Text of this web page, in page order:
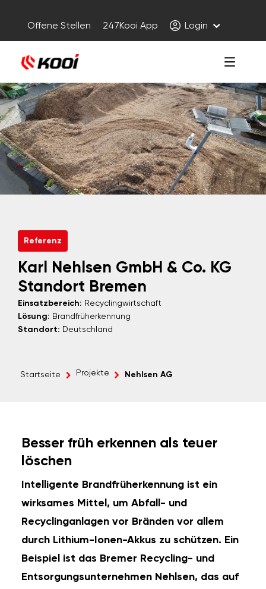
Offene Stellen 247Kooi App Login
Referenz
Karl Nehlsen GmbH & Co. KG
Standort Bremen
Einsatzbereich: Recyclingwirtschaft
Lösung: Brandfrüherkennung
Standort: Deutschland
Startseite Projekte Nehlsen AG
Besser früh erkennen als teuer
löschen
Intelligente Brandfrüherkennung ist ein
wirksames Mittel, um Abfall- und
Recyclinganlagen vor Bränden vor allem
durch Lithium-Ionen-Akkus zu schützen. Ein
Beispiel ist das Bremer Recycling- und
Entsorgungsunternehmen Nehlsen, das auf